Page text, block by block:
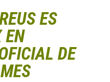
ES
EN
DE